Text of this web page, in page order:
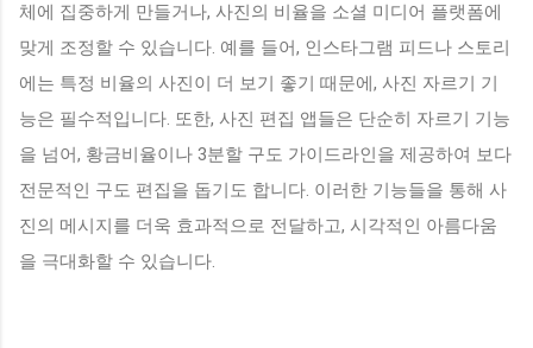
체에 집중하게 만들거나, 사진의 비율을 소셜 미디어 플랫폼에
맞게 조정할 수 있습니다. 예를 들어, 인스타그램 피드나 스토리
에는 특정 비율의 사진이 더 보기 좋기 때문에, 사진 자르기 기
능은 필수적입니다. 또한, 사진 편집 앱들은 단순히 자르기 기능
을 넘어, 황금비율이나 3분할 구도 가이드라인을 제공하여 보다
전문적인 구도 편집을 돕기도 합니다. 이러한 기능들을 통해 사
진의 메시지를 더욱 효과적으로 전달하고, 시각적인 아름다움
을 극대화할 수 있습니다.